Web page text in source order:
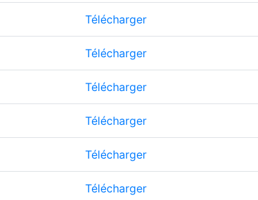
Télécharger
Télécharger
Télécharger
Télécharger
Télécharger
Télécharger